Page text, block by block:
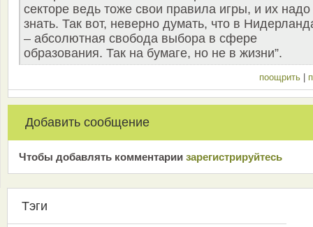
секторе ведь тоже свои правила игры, и их надо
знать. Так вот, неверно думать, что в
– абсолютная свобода выбора в сфере
образования. Так на бумаге, но не в жизни”.
поощрить
Добавить сообщение
Чтобы добавлять комментарии зарeгиcтрирyйтeсь
Тэги